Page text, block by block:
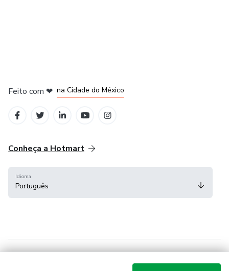
Feito com ❤ na Cidade do México
Conheça a Hotmart
Idioma
Português